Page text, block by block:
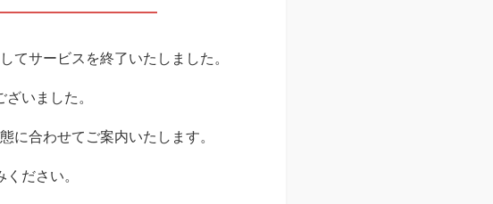
サービスを終了いたしました。
いました。
合わせてご案内いたします。
ださい。